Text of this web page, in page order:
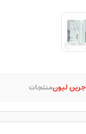
جرين ليونمنتجات